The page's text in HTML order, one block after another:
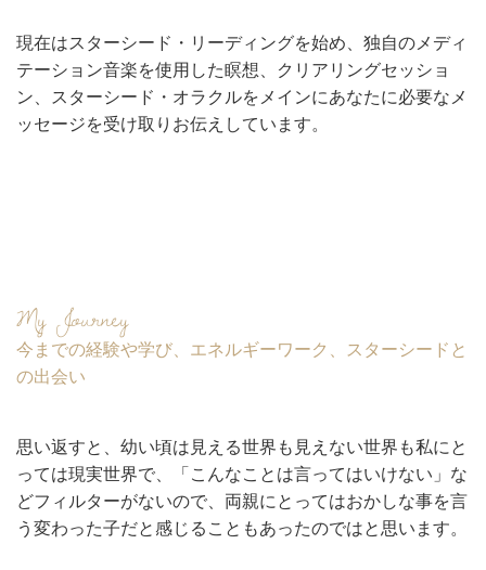
現在はスターシード・リーディングを始め、独自のメディ
テーション音楽を使用した瞑想、クリアリングセッショ
ン、スターシード・オラクルをメインにあなたに必要なメ
ッセージを受け取りお伝えしています。
My Journey
今までの経験や学び、エネルギーワーク、スターシードと
の出会い
思い返すと、幼い頃は見える世界も見えない世界も私にと
っては現実世界で、「こんなことは言ってはいけない」な
どフィルターがないので、両親にとってはおかしな事を言
う変わった子だと感じることもあったのではと思います。